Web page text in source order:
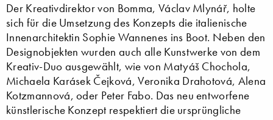
Der Kreativdirektor von Bomma, Václav Mlynář, holte
sich für die Umsetzung des Konzepts die italienische
Innenarchitektin Sophie Wannenes ins Boot. Neben den
Designobjekten wurden auch alle Kunstwerke von dem
Kreativ-Duo ausgewählt, wie von Matyáš Chochola,
Michaela Karásek Čejková, Veronika Drahotová, Alena
Kotzmannová, oder Peter Fabo. Das neu entworfene
künstlerische Konzept respektiert die ursprüngliche